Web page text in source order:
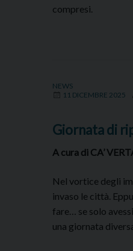
compresi.
NEWS
11 DICEMBRE 2025
Giornata di
A cura di CA’
Nel vortice degli
invaso le città.
fare… se solo
una giornata